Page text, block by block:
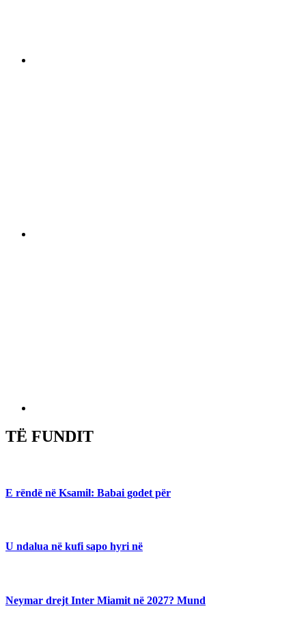
TË FUNDIT
E rëndë në Ksamil: Babai godet për
U ndalua në kufi sapo hyri në
Neymar drejt Inter Miamit në 2027? Mund